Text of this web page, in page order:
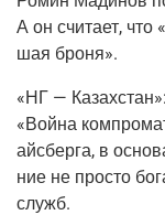
А он счи­та­ет, что
шая броня».
«НГ — Казах­стан»:
«Вой­на
айс­бер­га, в
ние не про­сто
служб.